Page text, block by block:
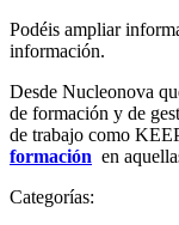
Podéis ampliar
información.
Desde Nucleonova
de formación y de
de trabajo como
formación en
Categorías: